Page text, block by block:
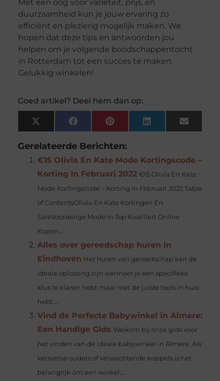
Met een oog voor variëteit, prijs, en
duurzaamheid kun je jouw ervaring zo
efficiënt en plezierig mogelijk maken. We
hopen dat deze tips en antwoorden jou
helpen om je volgende boodschappentocht
in Rotterdam tot een succes te maken.
Gelukkig winkelen!
Goed artikel? Deel hem dan op:
X
(Twitter)
FacebookPinterest LinkedIn Email
Gerelateerde Berichten:
€15 Olivia En Kate Mode Kortingscode –
Korting In Februari 2022 €15 Olivia En Kate
Mode Kortingscode – Korting In Februari 2022 Table
of ContentsOlivia En Kate Kortingen En
SaleVoordelige Mode In Top Kwaliteit Online
Kopen...
Alles over gereedschap huren in
Eindhoven Het huren van gereedschap kan de
ideale oplossing zijn wanneer je een specifieke
klus te klaren hebt maar niet de juiste tools in huis
hebt....
Vind de Perfecte Babywinkel in Almere:
Een Handige Gids Welkom bij onze gids voor
het vinden van de ideale babywinkel in Almere. Als
kersverse ouders of verwachtende koppels is het
belangrijk om een winkel...